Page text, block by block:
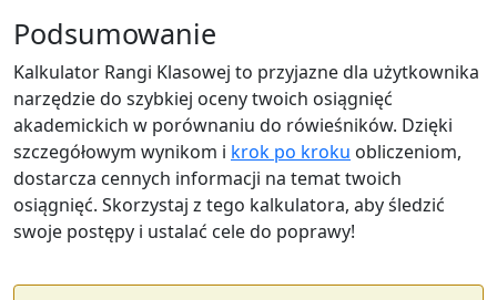
Podsumowanie
Kalkulator Rangi Klasowej to przyjazne dla użytkownika
narzędzie do szybkiej oceny twoich osiągnięć
akademickich w porównaniu do rówieśników. Dzięki
szczegółowym wynikom i krok po kroku obliczeniom,
dostarcza cennych informacji na temat twoich
osiągnięć. Skorzystaj z tego kalkulatora, aby śledzić
swoje postępy i ustalać cele do poprawy!